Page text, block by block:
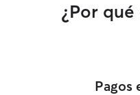
¿Por
Pagos